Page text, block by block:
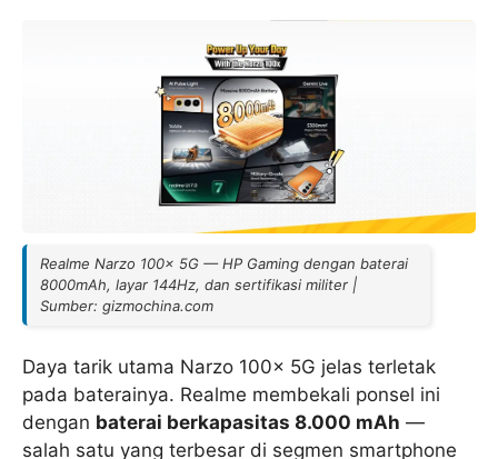
Realme Narzo 100x 5G — HP Gaming dengan baterai
8000mAh, layar 144Hz, dan sertifikasi militer |
Sumber: gizmochina.com
Daya tarik utama Narzo 100x 5G jelas terletak
pada baterainya. Realme membekali ponsel ini
dengan baterai berkapasitas 8.000 mAh —
salah satu yang terbesar di segmen smartphone